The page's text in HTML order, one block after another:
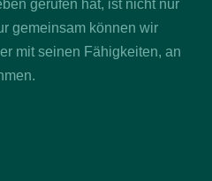
gerufen hat, ist nicht nur
gemeinsam können wir
mit seinen Fähigkeiten, an